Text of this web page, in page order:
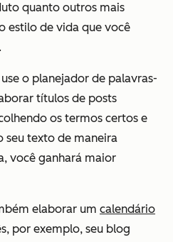
quanto outros mais
estilo de vida que você
use o planejador de palavras-
títulos de posts
os termos certos e
seu texto de maneira
você ganhará maior
elaborar um calendário
por exemplo, seu blog